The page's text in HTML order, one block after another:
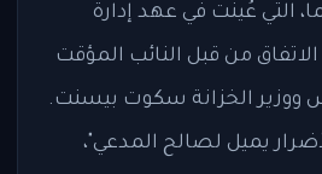
التي عُينت في عهد إدارة
من قبل النائب المؤقت
ووزير الخزانة سكوت بيسنت.
يميل لصالح المدعي"،